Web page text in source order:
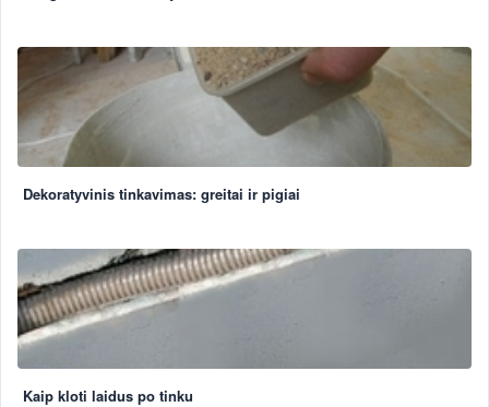
Dekoratyvinis tinkavimas: greitai ir pigiai
Kaip kloti laidus po tinku